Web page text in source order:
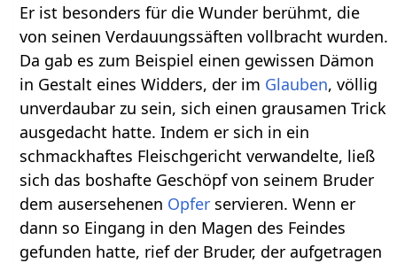
Er ist besonders für die Wunder berühmt, die
von seinen Verdauungssäften vollbracht wurden.
Da gab es zum Beispiel einen gewissen Dämon
in Gestalt eines Widders, der im Glauben, völlig
unverdaubar zu sein, sich einen grausamen Trick
ausgedacht hatte. Indem er sich in ein
schmackhaftes Fleischgericht verwandelte, ließ
sich das boshafte Geschöpf von seinem Bruder
dem ausersehenen Opfer servieren. Wenn er
dann so Eingang in den Magen des Feindes
gefunden hatte, rief der Bruder, der aufgetragen